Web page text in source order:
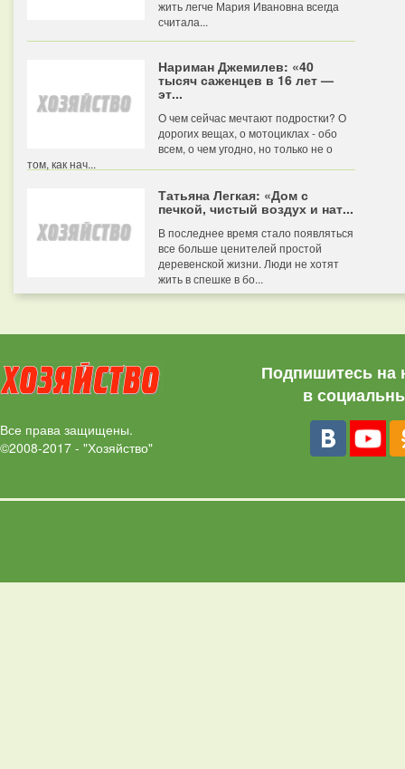
жить легче Мария Ивановна всегда
считала...
Нариман Джемилев: «40
тысяч саженцев в 16 лет —
эт...
О чем сейчас мечтают подростки? О
дорогих вещах, о мотоциклах - обо
всем, о чем угодно, но только не о
том, как нач...
Татьяна Легкая: «Дом с
печкой, чистый воздух и нат...
В последнее время стало появляться
все больше ценителей простой
деревенской жизни. Люди не хотят
жить в спешке в бо...
Все права защищены.
©2008-2017 - "Хозяйство"
Подпишитесь на
в